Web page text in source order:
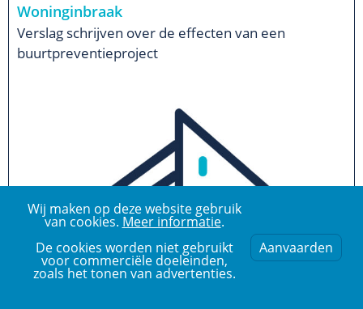
Woninginbraak
Verslag schrijven over de effecten van een
buurtpreventieproject
Wij maken op deze website gebruik
van cookies. Meer informatie.
De cookies worden niet gebruikt
voor commerciële doeleinden,
zoals het tonen van advertenties.
Aanvaarden